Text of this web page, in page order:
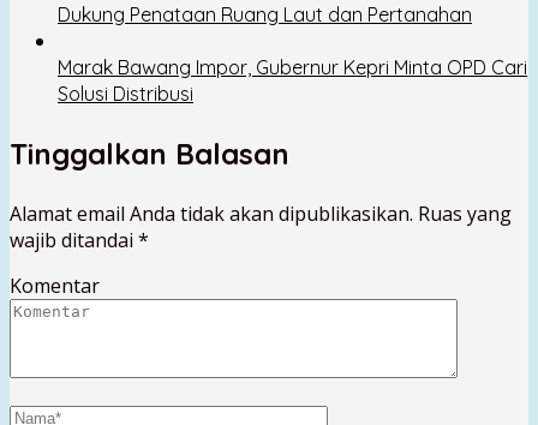
Dukung Penataan Ruang Laut dan Pertanahan
Marak Bawang Impor, Gubernur Kepri Minta OPD Cari
Solusi Distribusi
Tinggalkan Balasan
Alamat email Anda tidak akan dipublikasikan. Ruas yang
wajib ditandai *
Komentar